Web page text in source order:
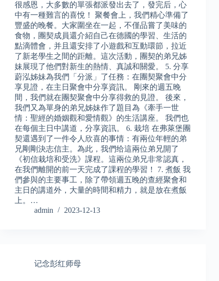
很感恩，大多數的單張都派發出去了，發完后，心
中有一種難言的喜悅！ 聚餐會上，我們精心準備了
豐盛的晚餐。大家圍坐在一起，不僅品嘗了美味的
食物，團契成員還介紹自己在德國的學習、生活的
點滴體會，并且還安排了小遊戲和互動環節，拉近
了新老學生之間的距離。這次活動，團契的弟兄姊
妹展現了他們對新生的熱情、真誠和關愛。 5. 分享
蔚泓姊妹為我們「分派」了任務：在團契聚會中分
享見證，在主日聚會中分享資訊。 剛來的週五晚
間，我們就在團契聚會中分享得救的見證。 後來，
我們又為單身的弟兄姊妹作了題目為《牽手一世
情：聖經的婚姻觀和愛情觀》的生活講座。 我們也
在每個主日中講道，分享資訊。 6. 栽培 在弗萊堡團
契還遇到了一件令人欣喜的事情：有兩位年輕的弟
兄剛剛決志信主。為此，我們给這兩位弟兄開了
《初信栽培和受洗》課程。這兩位弟兄非常認真，
在我們離開的前一天完成了課程的學習！ 7. 煮飯 我
們參與的主要事工，除了帶領週五晚的查經聚會和
主日的講道外，大量的時間和精力，就是放在煮飯
上。…
admin
2023-12-13
记念彭红师母